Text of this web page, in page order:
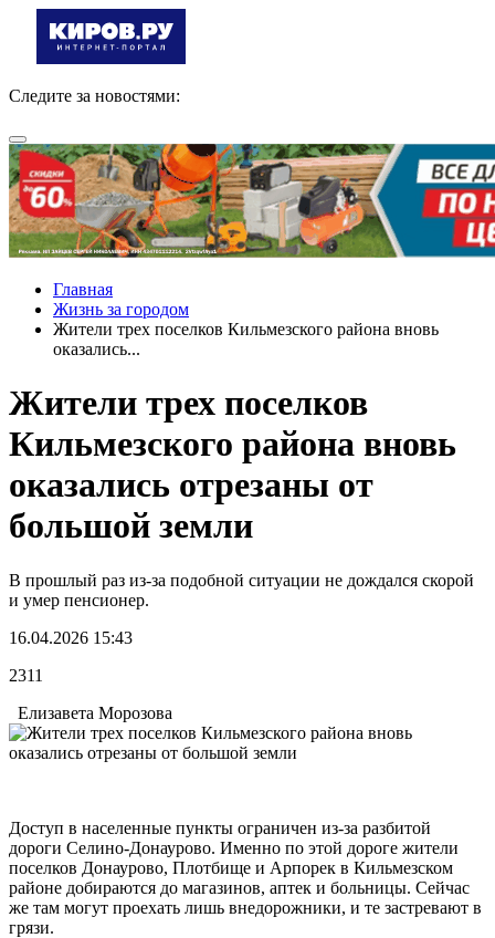
Следите за новостями:
Главная
Жизнь за городом
Жители трех поселков Кильмезского района вновь
оказались...
Жители трех поселков
Кильмезского района вновь
оказались отрезаны от
большой земли
В прошлый раз из-за подобной ситуации не дождался скорой
и умер пенсионер.
16.04.2026 15:43
2311
Елизавета Морозова
Доступ в населенные пункты ограничен из-за разбитой
дороги Селино-Донаурово. Именно по этой дороге жители
поселков Донаурово, Плотбище и Арпорек в Кильмезском
районе добираются до магазинов, аптек и больницы. Сейчас
же там могут проехать лишь внедорожники, и те застревают в
грязи.